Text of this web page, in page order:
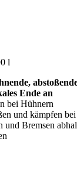
l
Ende an
bei Hühnern
und kämpfen
und Bremsen